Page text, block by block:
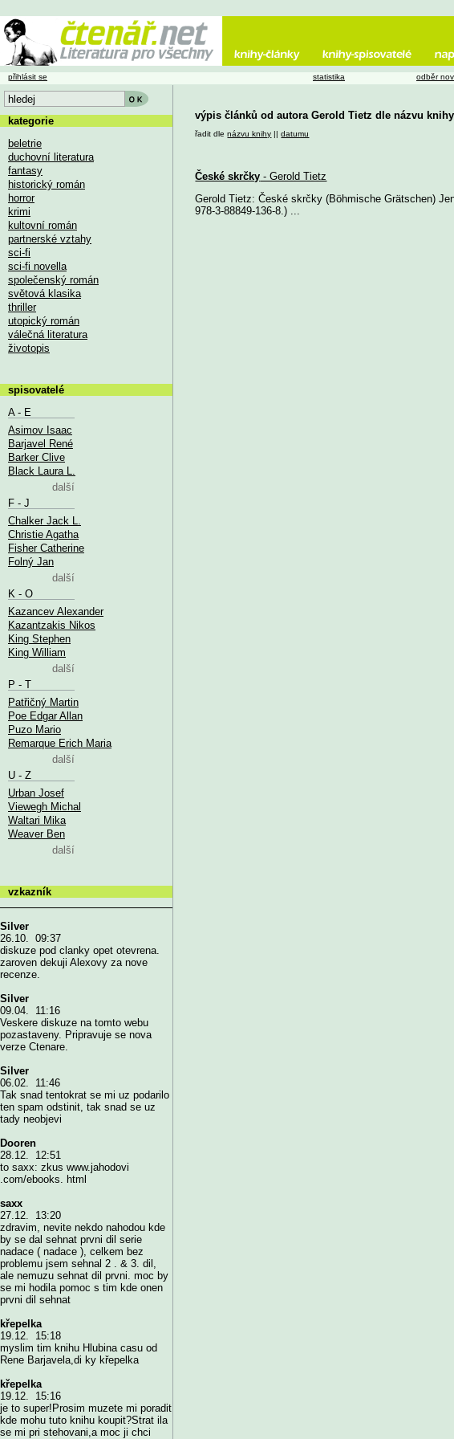
výpis článků od autora Gerold Tietz dle názvu knihy
řadit dlenázvu knihy ||datumu
České skrčky - Gerold Tietz
Gerold Tietz: České skrčky (Böhmische Grätschen)
978-3-88849-136-8.) ...
přihlásit se statistika odběr
kategorie
beletrie
duchovní literatura
fantasy
historický román
horror
krimi
kultovní román
partnerské vztahy
sci-fi
sci-fi novella
společenský román
světová klasika
thriller
utopický román
válečná literatura
životopis
spisovatelé
A - E
Asimov Isaac
Barjavel René
Barker Clive
Black Laura L.
další
F - J
Chalker Jack L.
Christie Agatha
Fisher Catherine
Folný Jan
další
K - O
Kazancev Alexander
Kazantzakis Nikos
King Stephen
King William
další
P - T
Patřičný Martin
Poe Edgar Allan
Puzo Mario
Remarque Erich Maria
další
U - Z
Urban Josef
Viewegh Michal
Waltari Mika
Weaver Ben
další
vzkazník
Silver
26.10. 09:37
diskuze pod clanky opet otevrena.
zaroven dekuji Alexovy za nove
recenze.
Silver
09.04. 11:16
Veskere diskuze na tomto webu
pozastaveny. Pripravuje se nova
verze Ctenare.
Silver
06.02. 11:46
Tak snad tentokrat se mi uz podarilo
ten spam odstinit, tak snad se uz
tady neobjevi
Dooren
28.12. 12:51
to saxx: zkus www.jahodovi
.com/ebooks. html
saxx
27.12. 13:20
zdravim, nevite nekdo nahodou kde
by se dal sehnat prvni dil serie
nadace ( nadace ), celkem bez
problemu jsem sehnal 2 . & 3. dil,
ale nemuzu sehnat dil prvni. moc by
se mi hodila pomoc s tim kde onen
prvni dil sehnat
křepelka
19.12. 15:18
myslim tim knihu Hlubina casu od
Rene Barjavela,di ky křepelka
křepelka
19.12. 15:16
je to super!Prosim muzete mi poradit
kde mohu tuto knihu koupit?Strat ila
se mi pri stehovani,a moc ji chci